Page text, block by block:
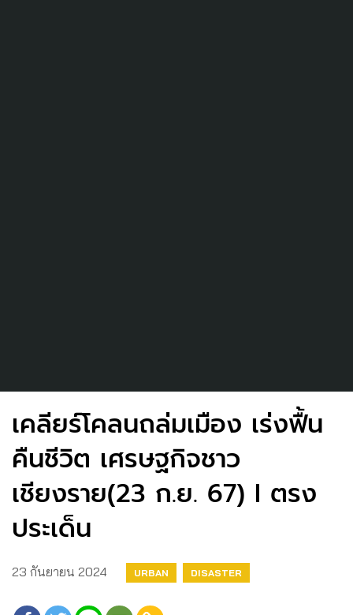
เคลียร์โคลนถล่มเมือง เร่งฟื้น
คืนชีวิต เศรษฐกิจชาว
เชียงราย(23 ก.ย. 67) I ตรง
ประเด็น
23 กันยายน 2024 URBAN DISASTER